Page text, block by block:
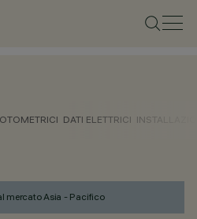
DATI ELETTRICI
mercato Asia - Pacifico